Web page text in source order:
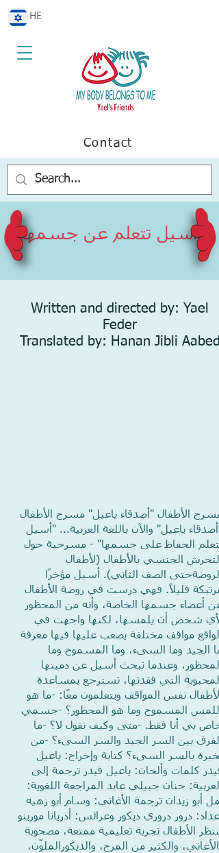
HE
Contact
اسيل تتعلم عن جسمها
Written and directed by: Yael
Feder
Translated by: Hanan Jibli Aabed
مسرح الأطفال "أصدقاء ياعيل" مسرح الأطفال
"أصدقاء ياعيل" والآن باللغة العربية... "أسيل
تتعلم الحفاظ على جسمها" - مسرحية حول
التحرش الجنسي بالأطفال (لأطفال
الروضةحتى الصف الثاني). أسيل مؤخرًا
مرتبكة قليلًا. فهي درست في روضة الأطفال
عن أعضاء جسمها الخاصة، وأنه من المحظور
لأي شخص أن يلمسها، لكنها واجهت في
الواقع مواقف مختلفة يصعب عليها فيها معرفة
ما الجيد وما السىء، وما المسموح وما
المحظور، وعندما تبحث أسيل عن دميتها
المحبوبة التي فقدتها، تسترجع بمساعدة
الأطفال نفس المواقف ويتعلمون معًا: -ما هو
اللمس المسموح وما هو المحظور؟ -جسمي
خاص بي أنا فقط. -متى وكيف نقول لا؟ -ما
الفرق بين السر الجيد والسر السىء؟ -من
نخبره بالسر السىء؟ كتابة وإخراج: ياعيل
فيدر كلمات وألحان: ياعيل فيدر ترجمة إلى
العربية: حنان جبيلي عابد المراجعة اللغوية:
أمل أبو زيدان ترجمة الأغاني: وسام أبو زهيه
إعداد: درور دروري ديكور وعرائس: أدريانا مورينو
ينتظر الأطفال تجربة تعليمية ممتعة، مصحوبة
بالأغاني، والكثير من المرح، والديكورالملوّن،